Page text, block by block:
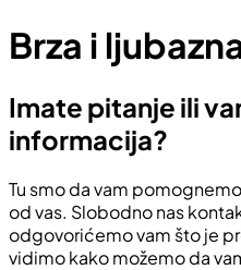
Brza i
Imate pitanje ili
informacija?
Tu smo da vam
od vas. Slobodno nas
odgovorićemo vam što je
vidimo kako možemo da